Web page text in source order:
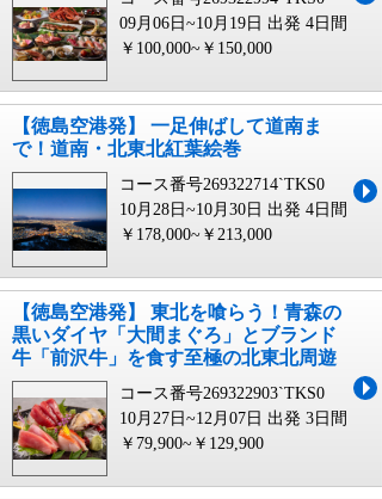
09月06日~10月19日 出発 4日間
￥100,000~￥150,000
【徳島空港発】 一足伸ばして道南ま
で！道南・北東北紅葉絵巻
コース番号269322714`TKS0
10月28日~10月30日 出発 4日間
￥178,000~￥213,000
【徳島空港発】 東北を喰らう！青森の
黒いダイヤ「大間まぐろ」とブランド
牛「前沢牛」を食す至極の北東北周遊
コース番号269322903`TKS0
10月27日~12月07日 出発 3日間
￥79,900~￥129,900